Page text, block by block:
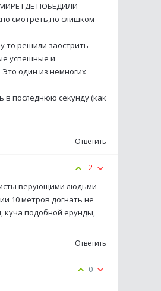
ГДЕ ПОБЕДИЛИ
смотреть,но слишком
то решили заострить
успешные и
один из немногих
в последнюю секунду (как
Ответить
-2
верующими людьми
10 метров догнать не
куча подобной ерунды,
Ответить
0